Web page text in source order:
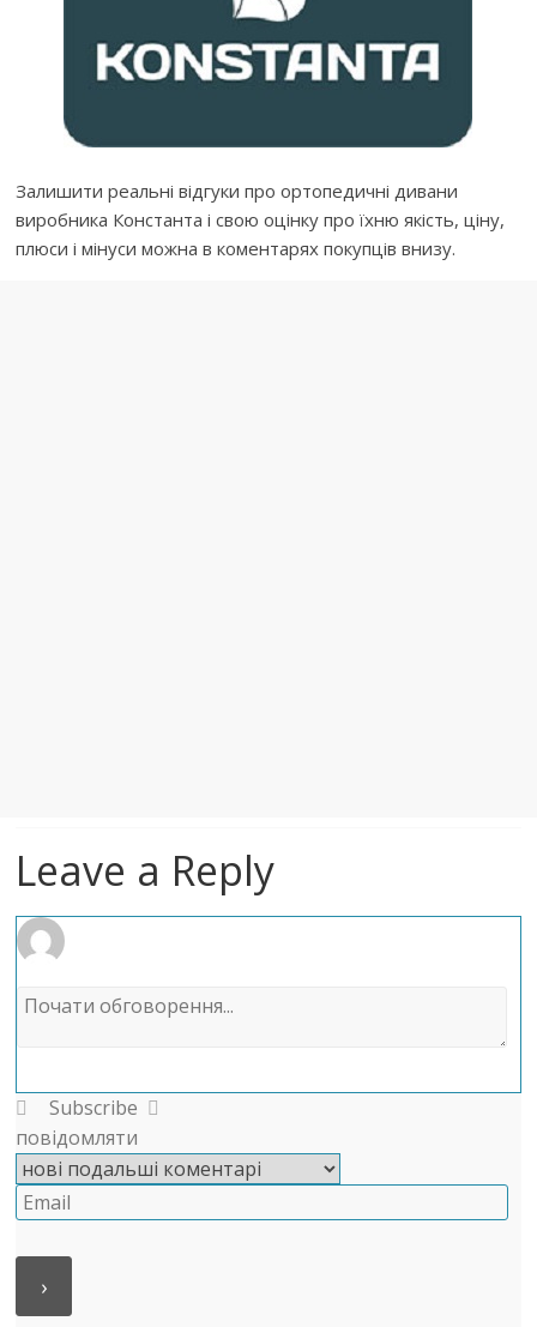
Залишити реальні відгуки про ортопедичні дивани
виробника Константа і свою оцінку про їхню якість, ціну,
плюси і мінуси можна в коментарях покупців внизу.
Leave a Reply
Subscribe
повідомляти